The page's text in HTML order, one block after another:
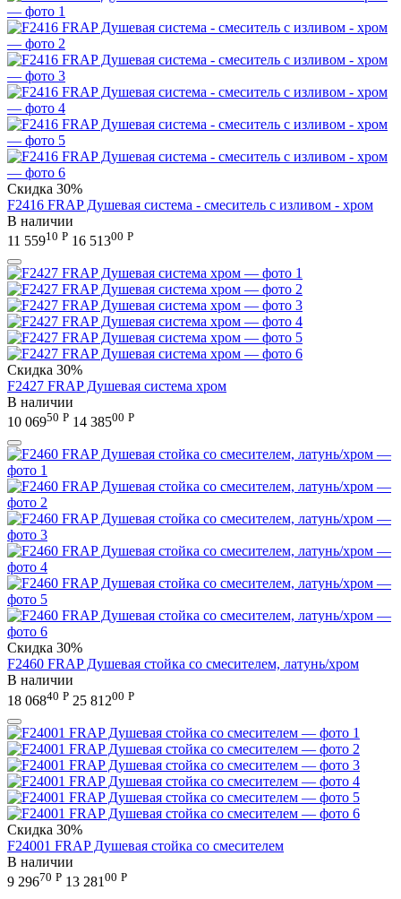
Скидка 30%
F2416 FRAP Душевая система - смеситель с изливом - хром
В наличии
11 55910 Р 16 51300 Р
Скидка 30%
F2427 FRAP Душевая система хром
В наличии
10 06950 Р 14 38500 Р
Скидка 30%
F2460 FRAP Душевая стойка со смесителем, латунь/хром
В наличии
18 06840 Р 25 81200 Р
Скидка 30%
F24001 FRAP Душевая стойка со смесителем
В наличии
9 29670 Р 13 281 00 Р